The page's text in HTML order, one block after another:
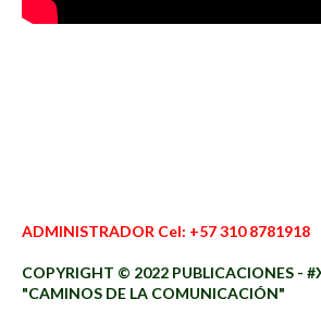
ADMINISTRADOR Cel: +57 310 8781918
COPYRIGHT © 2022 PUBLICACIONES -
"CAMINOS DE LA COMUNICACIÓN"